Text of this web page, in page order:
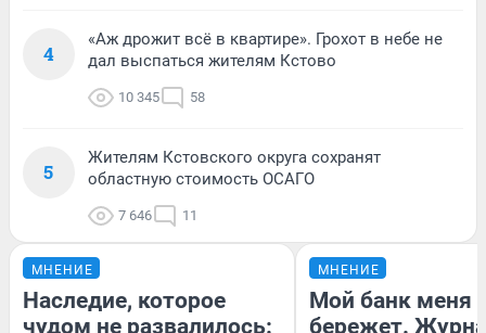
4
«Аж дрожит всё в квартире». Грохот в небе не
дал выспаться жителям Кстово
10 345 58
5
Жителям Кстовского округа сохранят
областную стоимость ОСАГО
7 646 11
МНЕНИЕ
Наследие, которое
чудом не развалилось:
МНЕНИЕ
Мой банк меня
бережет.